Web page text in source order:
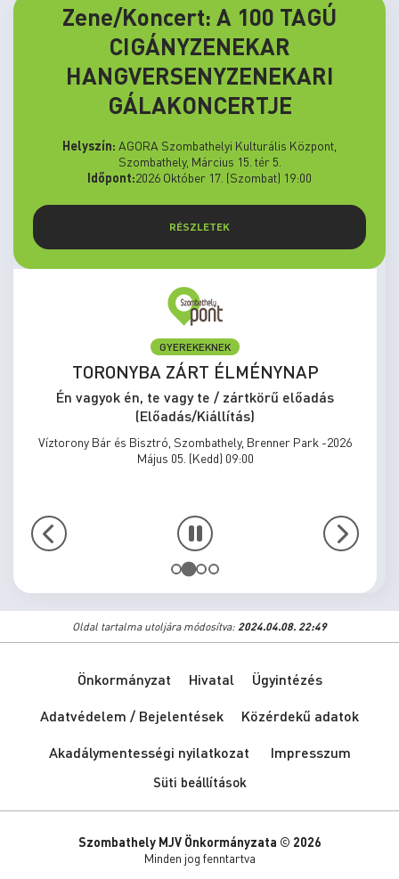
Zene/Koncert: A 100 TAGÚ
CIGÁNYZENEKAR
HANGVERSENYZENEKARI
GÁLAKONCERTJE
Helyszín: AGORA Szombathelyi Kulturális Központ,
Szombathely, Március 15. tér 5.
Időpont:2026 Október 17. (Szombat) 19:00
RÉSZLETEK
GYEREKEKNEK
TORONYBA ZÁRT ÉLMÉNYNAP
Én vagyok én, te vagy te / zártkörű előadás
(Előadás/Kiállítás)
Víztorony Bár és Bisztró, Szombathely, Brenner Park -2026
Május 05. (Kedd) 09:00
Oldal tartalma utoljára módosítva: 2024.04.08. 22:49
Önkormányzat Hivatal
Ügyintézés
Adatvédelem / Bejelentések
Közérdekű adatok
Akadálymentességi nyilatkozat
Impresszum
Süti beállítások
Szombathely MJV Önkormányzata © 2026
Minden jog fenntartva